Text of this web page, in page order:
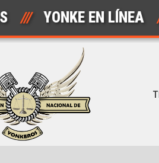
YONKE EN LÍNEA ///